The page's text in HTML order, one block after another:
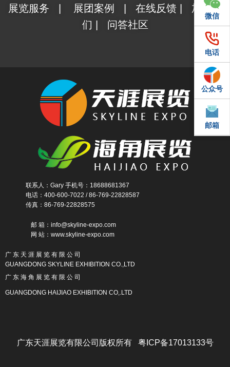
微信
电话
QQ
邮箱
微信
电话
公众号
邮箱
展览服务 展团案例 在线反馈| 加入我
们
问答社区
联系人：Gary 手机号：18688681367
电话：400-600-7022 / 86-769-22828587
传真：86-769-22828575
邮 箱：info@skyline-expo.com
网 站：www.skyline-expo.com
广 东 天 涯 展 览 有 限 公 司
GUANGDONG SKYLINE EXHIBITION CO.,LTD
广 东 海 角 展 览 有 限 公 司
GUANGDONG HAIJIAO EXHIBITION CO,.LTD
广东天涯展览有限公司版权所有 粤ICP备17013133号